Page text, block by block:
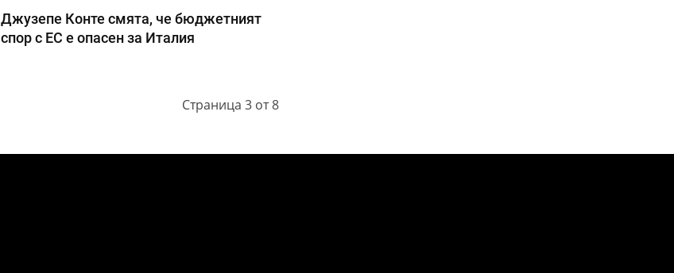
Джузепе Конте смята, че бюджетният
спор с ЕС е опасен за Италия
Страница 3 от 8